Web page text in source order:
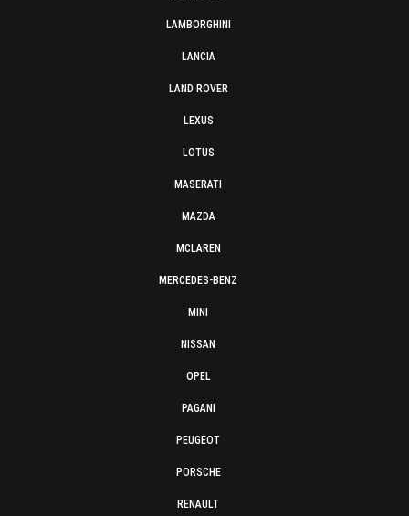
LAMBORGHINI
LANCIA
LAND ROVER
LEXUS
LOTUS
MASERATI
MAZDA
MCLAREN
MERCEDES-BENZ
MINI
NISSAN
OPEL
PAGANI
PEUGEOT
PORSCHE
RENAULT